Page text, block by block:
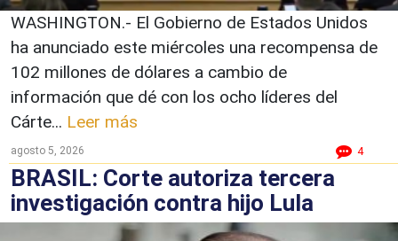
WASHINGTON.- El Gobierno de Estados Unidos
ha anunciado este miércoles una recompensa de
102 millones de dólares a cambio de
información que dé con los ocho líderes del
Cárte... Leer más
agosto 5, 2026 4
BRASIL: Corte autoriza tercera
investigación contra hijo Lula